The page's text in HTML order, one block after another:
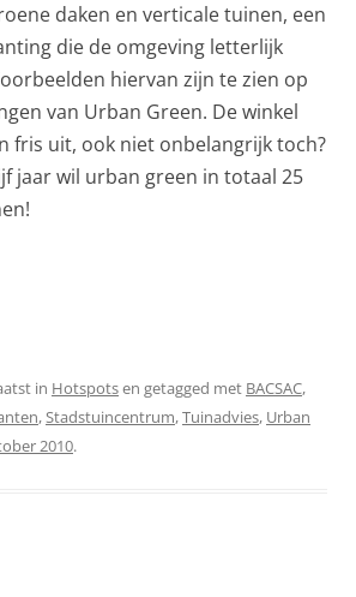
daken en verticale tuinen, een
die de omgeving letterlijk
hiervan zijn te zien op
van Urban Green. De winkel
fris uit, ook niet onbelangrijk toch?
jaar wil urban green in totaal 25
in Hotspotsen getagged met BACSAC,
,Stadstuincentrum,Tuinadvies, Urban
2010.